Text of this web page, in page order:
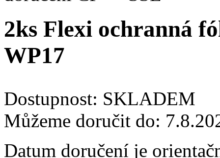
2ks Flexi ochranná
WP17
Dostupnost: SKLADEM
Můžeme doručit do:
Datum doručení je